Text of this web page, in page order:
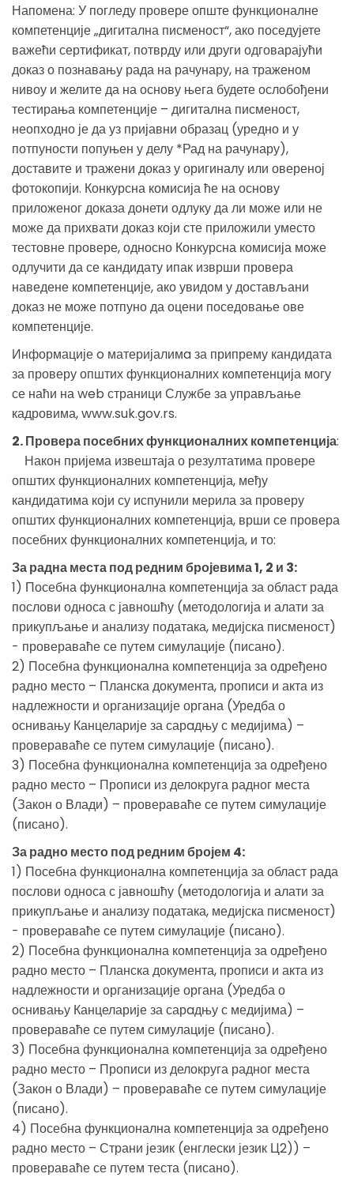
Напомена: У погледу провере опште функционалне
компетенције „дигитална писменост“, ако поседујете
важећи сертификат, потврду или други одговарајући
доказ о познавању рада на рачунару, на траженом
нивоу и желите да на основу њега будете ослобођени
тестирања компетенције – дигитална писменост,
неопходно је да уз пријавни образац (уредно и у
потпуности попуњен у делу *Рад на рачунару),
доставите и тражени доказ у оригиналу или овереној
фотокопији. Конкурсна комисија ће на основу
приложеног доказа донети одлуку да ли може или не
може да прихвати доказ који сте приложили уместо
тестовне провере, односно Конкурсна комисија може
одлучити да се кандидату ипак изврши провера
наведене компетенције, ако увидом у достављани
доказ не може потпуно да оцени поседовање ове
компетенције.
Информације o материјалимa за припрему кандидата
за проверу општих функционалних компетенција могу
се наћи на web страници Службе за управљање
кадровима, www.suk.gov.rs.
2. Провера посебних функционалних компетенција:
Након пријема извештаја о резултатима провере
општих функционалних компетенција, међу
кандидатима који су испунили мерила за проверу
општих функционалних компетенција, врши се провера
посебних функционалних компетенција, и то:
За радна места под редним бројевима 1, 2 и 3:
1) Посебна функционална компетенција за област рада
послови односа с јавношћу (методологија и алати за
прикупљање и анализу података, медијска писменост)
- провераваће се путем симулације (писано).
2) Посебна функционална компетенција за одређено
радно место – Планска документа, прописи и акта из
надлежности и организације органа (Уредба о
оснивању Канцеларије за сарaдњу с медијима) –
провераваће се путем симулације (писано).
3) Посебна функционална компетенција за одређено
радно место – Прописи из делокруга радног места
(Закон о Влади) – провераваће се путем симулације
(писано).
За радно место под редним бројем 4:
1) Посебна функционална компетенција за област рада
послови односа с јавношћу (методологија и алати за
прикупљање и анализу података, медијска писменост)
- провераваће се путем симулације (писано).
2) Посебна функционална компетенција за одређено
радно место – Планска документа, прописи и акта из
надлежности и организације органа (Уредба о
оснивању Канцеларије за сарaдњу с медијима) –
провераваће се путем симулације (писано).
3) Посебна функционална компетенција за одређено
радно место – Прописи из делокруга радног места
(Закон о Влади) – провераваће се путем симулације
(писано).
4) Посебна функционална компетенција за одређено
радно место – Страни језик (енглески језик Ц2)) –
провераваће се путем теста (писано).